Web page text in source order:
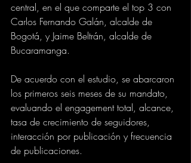
central, en el que comparte el top 3 con
Carlos Fernando Galán, alcalde de
Bogotá, y Jaime Beltrán, alcalde de
Bucaramanga.
De acuerdo con el estudio, se abarcaron
los primeros seis meses de su mandato,
evaluando el engagement total, alcance,
tasa de crecimiento de seguidores,
interacción por publicación y frecuencia
de publicaciones.